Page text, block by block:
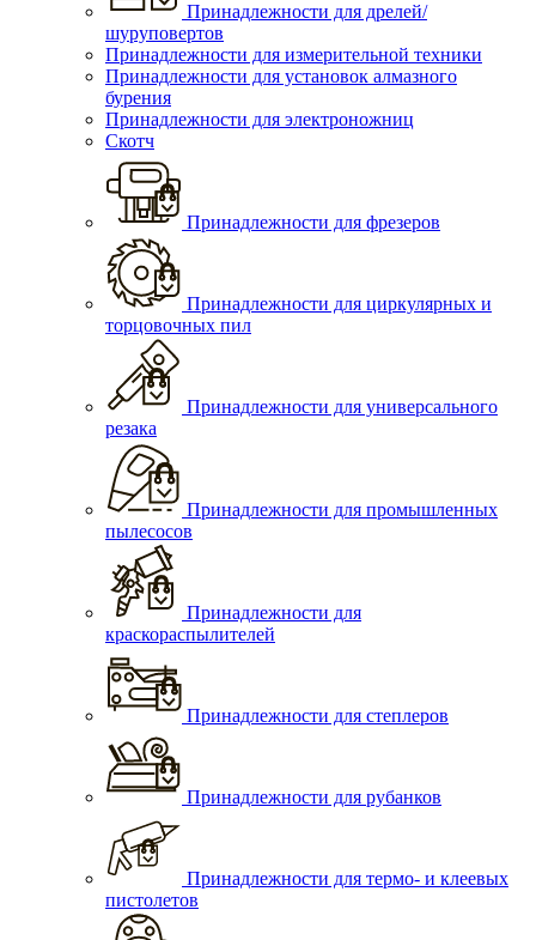
Принадлежности для дрелей/
шуруповертов
Принадлежности для измерительной техники
Принадлежности для установок алмазного
бурения
Принадлежности для электроножниц
Скотч
Принадлежности для фрезеров
Принадлежности для циркулярных и
торцовочных пил
Принадлежности для универсального
резака
Принадлежности для промышленных
пылесосов
Принадлежности для
краскораспылителей
Принадлежности для степлеров
Принадлежности для рубанков
Принадлежности для термо- и клеевых
пистолетов